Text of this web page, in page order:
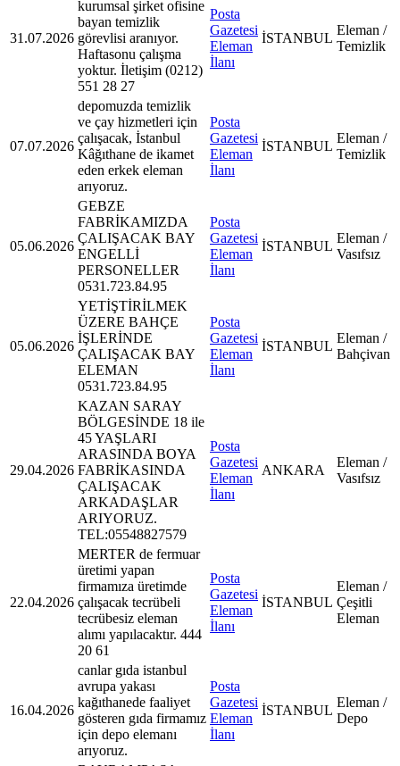
31.07.2026
kurumsal şirket ofisine
bayan temizlik
görevlisi aranıyor.
Haftasonu çalışma
yoktur. İletişim (0212)
551 28 27
Posta
Gazetesi
Eleman
İlanı
İSTANBUL
Eleman /
Temizlik
07.07.2026
depomuzda temizlik
ve çay hizmetleri için
çalışacak, İstanbul
Kâğıthane de ikamet
eden erkek eleman
arıyoruz.
Posta
Gazetesi
Eleman
İlanı
İSTANBUL
Eleman /
Temizlik
05.06.2026
GEBZE
FABRİKAMIZDA
ÇALIŞACAK BAY
ENGELLİ
PERSONELLER
0531.723.84.95
Posta
Gazetesi
Eleman
İlanı
İSTANBUL
Eleman /
Vasıfsız
05.06.2026
YETİŞTİRİLMEK
ÜZERE BAHÇE
İŞLERİNDE
ÇALIŞACAK BAY
ELEMAN
0531.723.84.95
Posta
Gazetesi
Eleman
İlanı
İSTANBUL
Eleman /
Bahçivan
29.04.2026
KAZAN SARAY
BÖLGESİNDE 18 ile
45 YAŞLARI
ARASINDA BOYA
FABRİKASINDA
ÇALIŞACAK
ARKADAŞLAR
ARIYORUZ.
TEL:05548827579
Posta
Gazetesi
Eleman
İlanı
ANKARA
Eleman /
Vasıfsız
22.04.2026
MERTER de fermuar
üretimi yapan
firmamıza üretimde
çalışacak tecrübeli
tecrübesiz eleman
alımı yapılacaktır. 444
20 61
Posta
Gazetesi
Eleman
İlanı
İSTANBUL
Eleman /
Çeşitli
Eleman
16.04.2026
canlar gıda istanbul
avrupa yakası
kağıthanede faaliyet
gösteren gıda firmamız
için depo elemanı
arıyoruz.
Posta
Gazetesi
Eleman
İlanı
İSTANBUL
Eleman /
Depo